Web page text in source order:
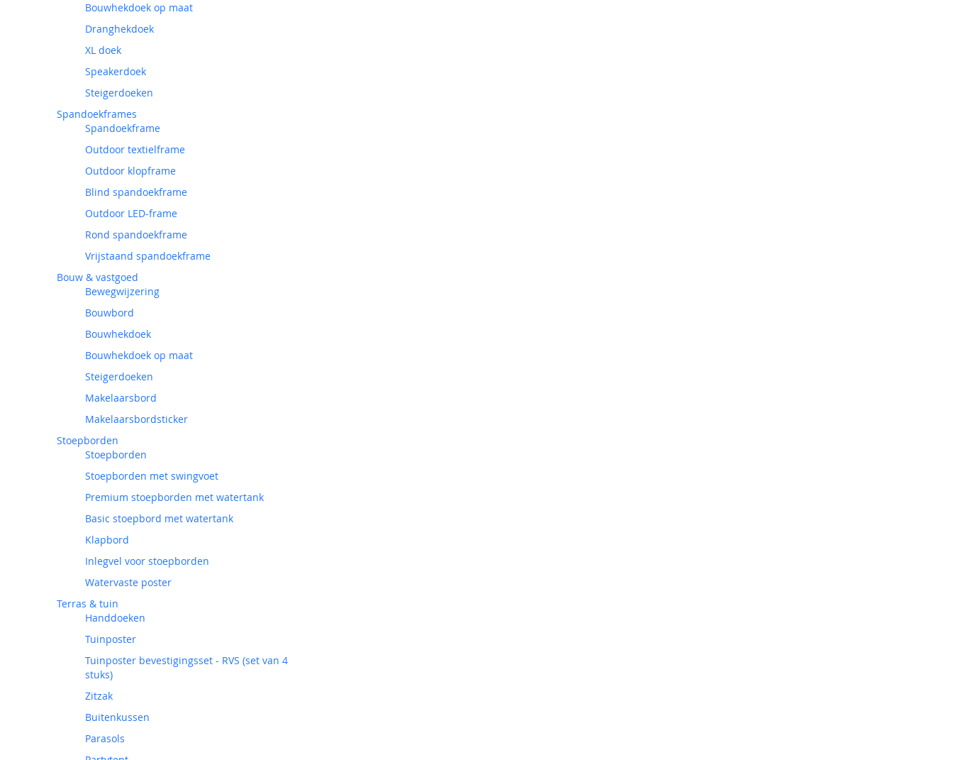
Bouwhekdoek op maat
Dranghekdoek
XL doek
Speakerdoek
Steigerdoeken
Spandoekframes
Spandoekframe
Outdoor textielframe
Outdoor klopframe
Blind spandoekframe
Outdoor LED-frame
Rond spandoekframe
Vrijstaand spandoekframe
Bouw & vastgoed
Bewegwijzering
Bouwbord
Bouwhekdoek
Bouwhekdoek op maat
Steigerdoeken
Makelaarsbord
Makelaarsbordsticker
Stoepborden
Stoepborden
Stoepborden met swingvoet
Premium stoepborden met watertank
Basic stoepbord met watertank
Klapbord
Inlegvel voor stoepborden
Watervaste poster
Terras & tuin
Handdoeken
Tuinposter
Tuinposter bevestigingsset - RVS (set van 4
stuks)
Zitzak
Buitenkussen
Parasols